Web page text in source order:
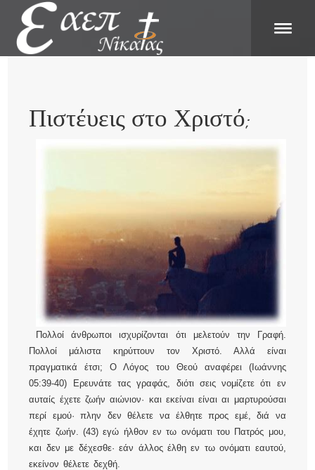
Πιστέυεις στο Χριστό;
Πολλοί άνθρωποι ισχυρίζονται ότι μελετούν την Γραφή.
Πολλοί μάλιστα κηρύττουν τον Χριστό. Αλλά είναι
πραγματικά έτσι; Ο Λόγος του Θεού αναφέρει (Ιωάννης
05:39-40) Ερευνάτε τας γραφάς, διότι σεις νομίζετε ότι εν
αυταίς έχετε ζωήν αιώνιον· και εκείναι είναι αι μαρτυρούσαι
περί εμού· πλην δεν θέλετε να έλθητε προς εμέ, διά να
έχητε ζωήν. (43) εγώ ήλθον εν τω ονόματι του Πατρός μου,
και δεν με δέχεσθε· εάν άλλος έλθη εν τω ονόματι εαυτού,
εκείνον θέλετε δεχθή.